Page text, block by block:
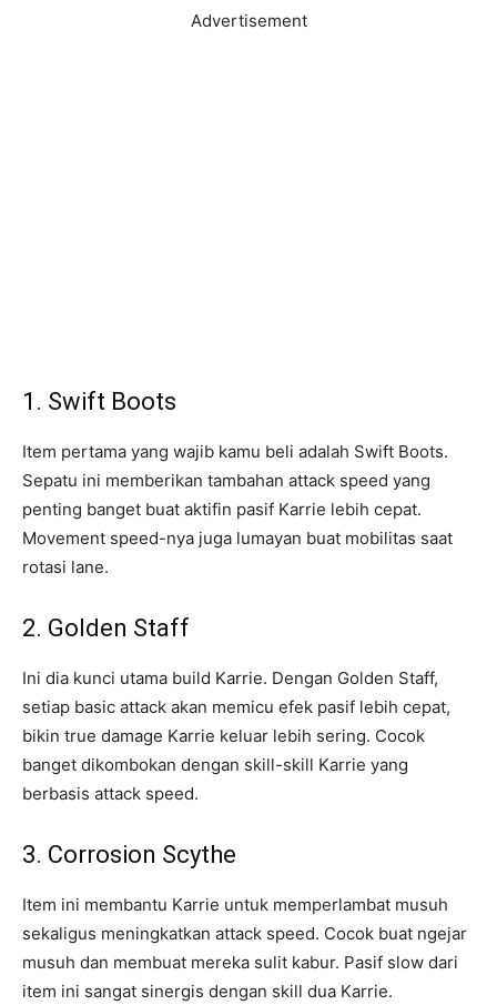
Advertisement
1. Swift Boots
Item pertama yang wajib kamu beli adalah Swift Boots.
Sepatu ini memberikan tambahan attack speed yang
penting banget buat aktifin pasif Karrie lebih cepat.
Movement speed-nya juga lumayan buat mobilitas saat
rotasi lane.
2. Golden Staff
Ini dia kunci utama build Karrie. Dengan Golden Staff,
setiap basic attack akan memicu efek pasif lebih cepat,
bikin true damage Karrie keluar lebih sering. Cocok
banget dikombokan dengan skill-skill Karrie yang
berbasis attack speed.
3. Corrosion Scythe
Item ini membantu Karrie untuk memperlambat musuh
sekaligus meningkatkan attack speed. Cocok buat ngejar
musuh dan membuat mereka sulit kabur. Pasif slow dari
item ini sangat sinergis dengan skill dua Karrie.